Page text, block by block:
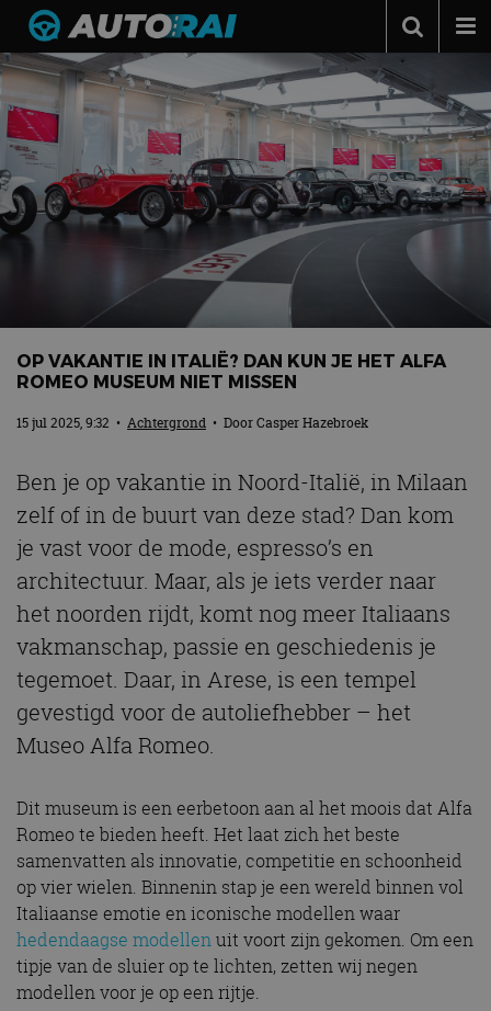
Autonieuws
Podcast
Autotests
Automerken
Adverteren
MotorRAI.nl
OP VAKANTIE IN ITALIË? DAN KUN JE HET ALFA
ROMEO MUSEUM NIET MISSEN
15 jul 2025, 9:32 • Achtergrond • DoorCasper Hazebroek
Ben je op vakantie in Noord-Italië, in Milaan
zelf of in de buurt van deze stad? Dan kom
je vast voor de mode, espresso’s en
architectuur. Maar, als je iets verder naar
het noorden rijdt, komt nog meer Italiaans
vakmanschap, passie en geschiedenis je
tegemoet. Daar, in Arese, is een tempel
gevestigd voor de autoliefhebber – het
Museo Alfa Romeo.
Dit museum is een eerbetoon aan al het moois dat Alfa
Romeo te bieden heeft. Het laat zich het beste
samenvatten als innovatie, competitie en schoonheid
op vier wielen. Binnenin stap je een wereld binnen vol
Italiaanse emotie en iconische modellen waar
hedendaagse modellenuit voort zijn gekomen. Om een
tipje van de sluier op te lichten, zetten wij negen
modellen voor je op een rijtje.